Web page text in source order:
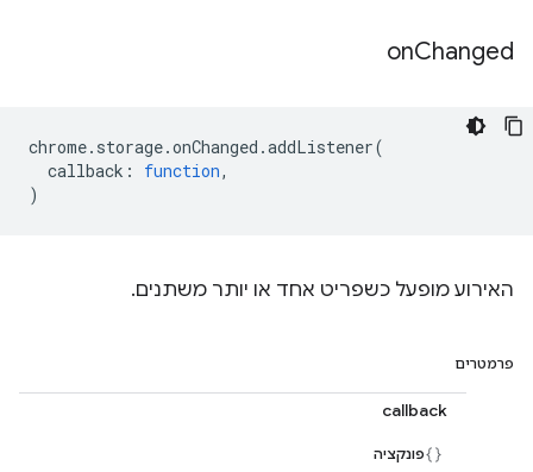
onChanged
chrome. storage.onChanged .addListener(
callback : function,
)
האירוע מופעל כשפריט אחד או יותר משתנים.
פרמטרים
callback
פונקציה